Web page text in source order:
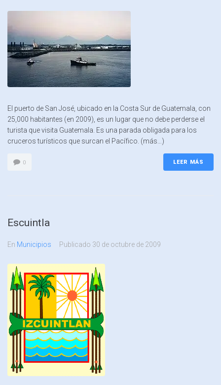
El puerto de San José, ubicado en la Costa Sur de Guatemala, con
25,000 habitantes (en 2009), es un lugar que no debe perderse el
turista que visita Guatemala. Es una parada obligada para los
cruceros turísticos que surcan el Pacífico. (más…)
0 LEER MÁS
Escuintla
En Municipios Publicado 30 de octubre de 2009